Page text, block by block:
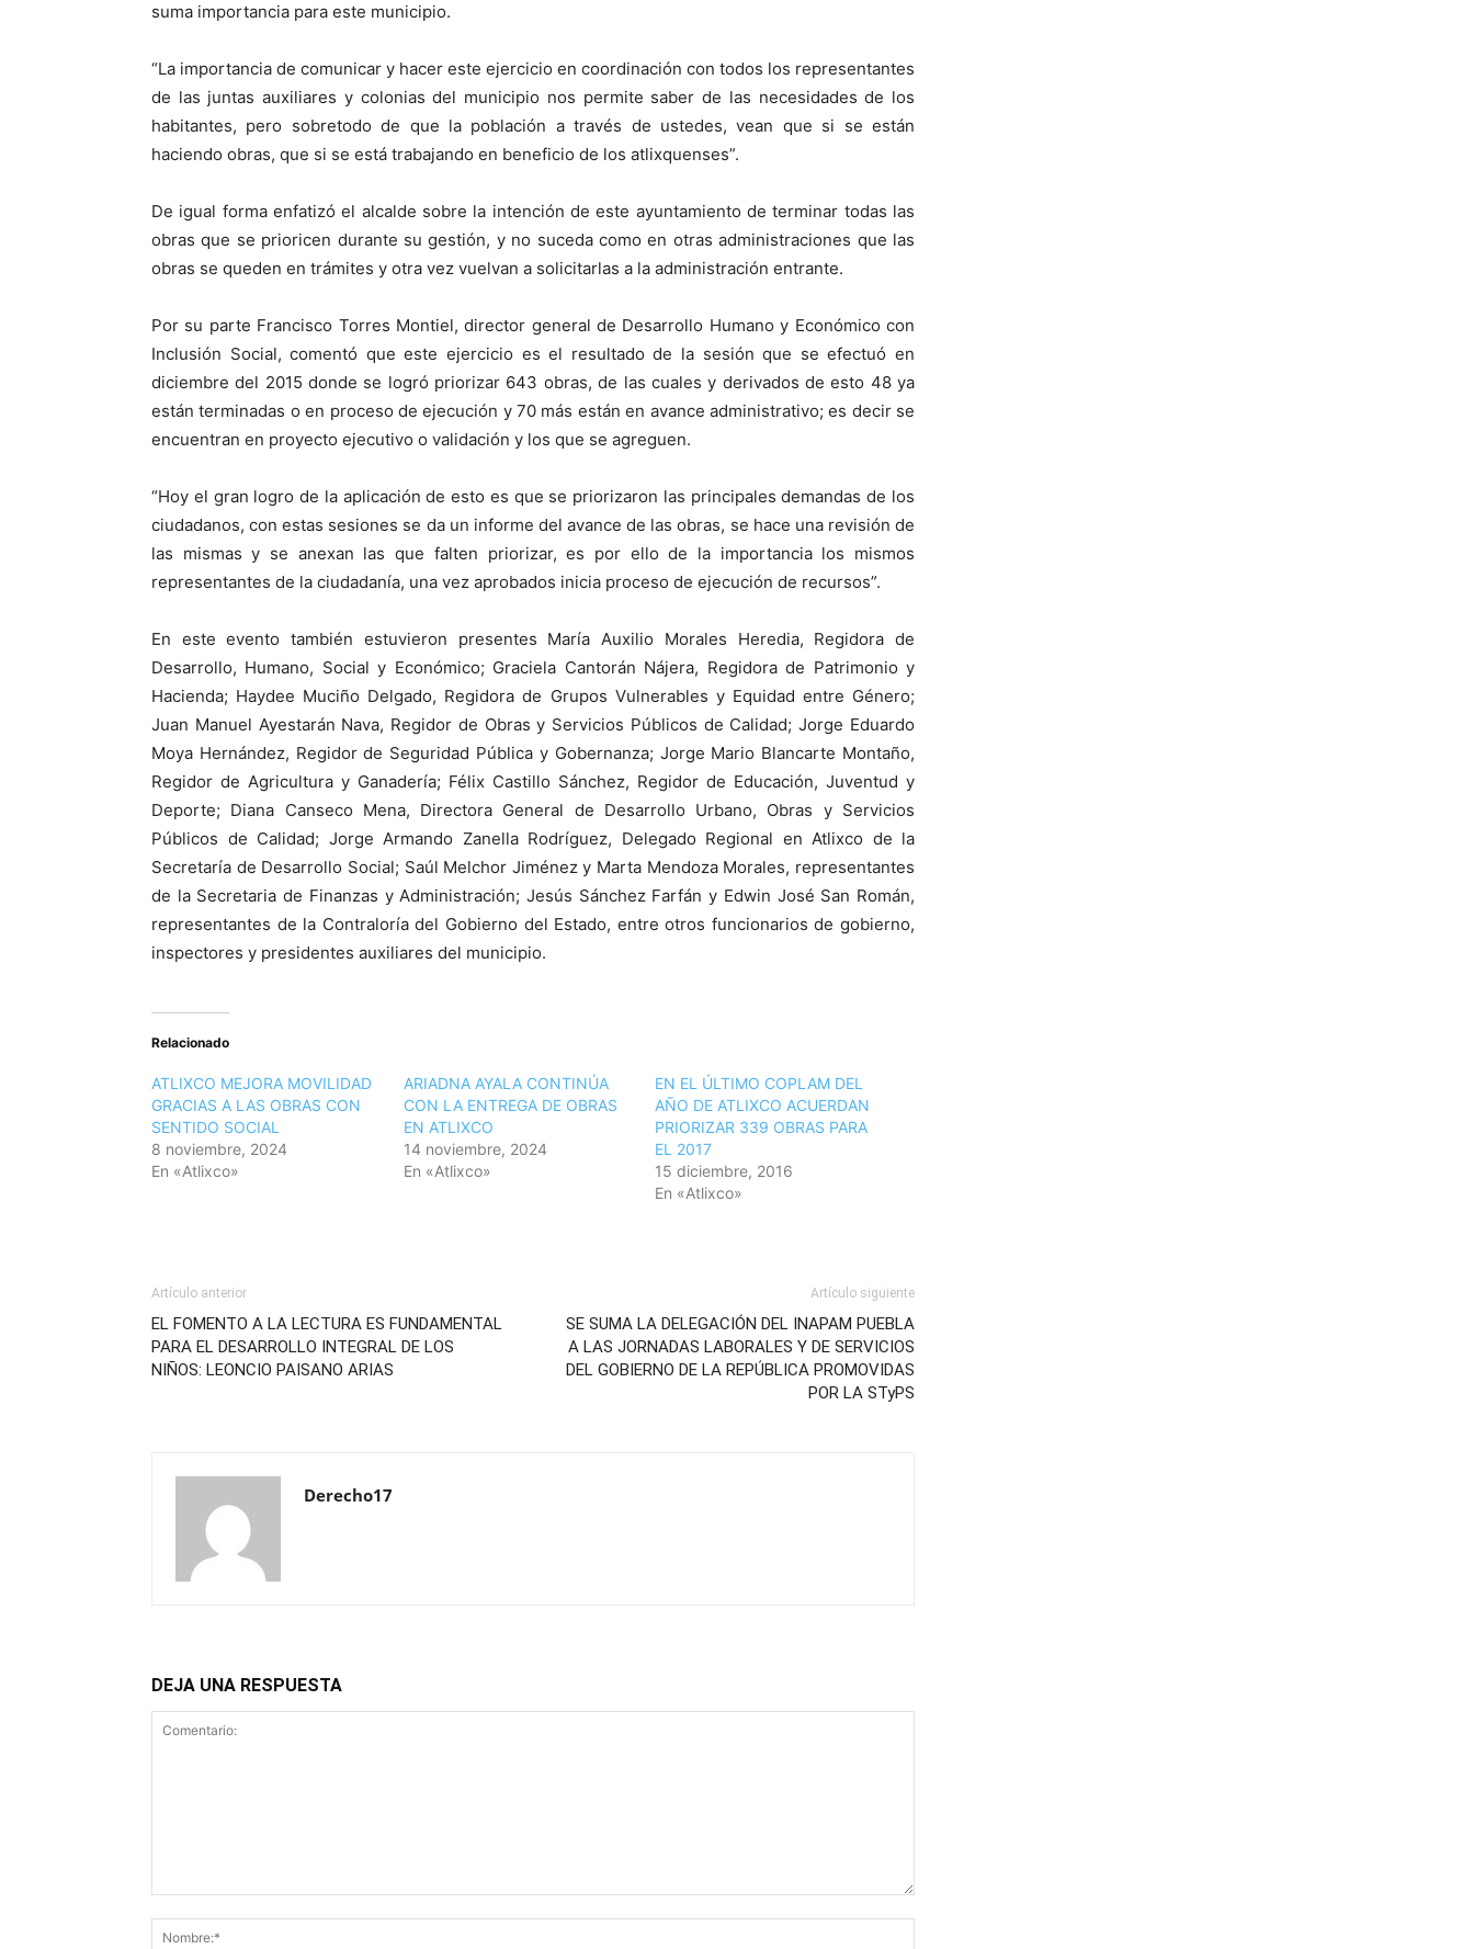
suma importancia para este municipio.
“La importancia de comunicar y hacer este ejercicio en coordinación con todos los representantes
de las juntas auxiliares y colonias del municipio nos permite saber de las necesidades de los
habitantes, pero sobretodo de que la población a través de ustedes, vean que si se están
haciendo obras, que si se está trabajando en beneficio de los atlixquenses”.
De igual forma enfatizó el alcalde sobre la intención de este ayuntamiento de terminar todas las
obras que se prioricen durante su gestión, y no suceda como en otras administraciones que las
obras se queden en trámites y otra vez vuelvan a solicitarlas a la administración entrante.
Por su parte Francisco Torres Montiel, director general de Desarrollo Humano y Económico con
Inclusión Social, comentó que este ejercicio es el resultado de la sesión que se efectuó en
diciembre del 2015 donde se logró priorizar 643 obras, de las cuales y derivados de esto 48 ya
están terminadas o en proceso de ejecución y 70 más están en avance administrativo; es decir se
encuentran en proyecto ejecutivo o validación y los que se agreguen.
“Hoy el gran logro de la aplicación de esto es que se priorizaron las principales demandas de los
ciudadanos, con estas sesiones se da un informe del avance de las obras, se hace una revisión de
las mismas y se anexan las que falten priorizar, es por ello de la importancia los mismos
representantes de la ciudadanía, una vez aprobados inicia proceso de ejecución de recursos”.
En este evento también estuvieron presentes María Auxilio Morales Heredia, Regidora de
Desarrollo, Humano, Social y Económico; Graciela Cantorán Nájera, Regidora de Patrimonio y
Hacienda; Haydee Muciño Delgado, Regidora de Grupos Vulnerables y Equidad entre Género;
Juan Manuel Ayestarán Nava, Regidor de Obras y Servicios Públicos de Calidad; Jorge Eduardo
Moya Hernández, Regidor de Seguridad Pública y Gobernanza; Jorge Mario Blancarte Montaño,
Regidor de Agricultura y Ganadería; Félix Castillo Sánchez, Regidor de Educación, Juventud y
Deporte; Diana Canseco Mena, Directora General de Desarrollo Urbano, Obras y Servicios
Públicos de Calidad; Jorge Armando Zanella Rodríguez, Delegado Regional en Atlixco de la
Secretaría de Desarrollo Social; Saúl Melchor Jiménez y Marta Mendoza Morales, representantes
de la Secretaria de Finanzas y Administración; Jesús Sánchez Farfán y Edwin José San Román,
representantes de la Contraloría del Gobierno del Estado, entre otros funcionarios de gobierno,
inspectores y presidentes auxiliares del municipio.
Relacionado
ATLIXCO MEJORA MOVILIDAD
GRACIAS A LAS OBRAS CON
SENTIDO SOCIAL
8 noviembre, 2024
En «Atlixco»
ARIADNA AYALA CONTINÚA
CON LA ENTREGA DE OBRAS
EN ATLIXCO
14 noviembre, 2024
En «Atlixco»
EN EL ÚLTIMO COPLAM DEL
AÑO DE ATLIXCO ACUERDAN
PRIORIZAR 339 OBRAS PARA
EL 2017
15 diciembre, 2016
En «Atlixco»
Artículo anterior
EL FOMENTO A LA LECTURA ES FUNDAMENTAL
PARA EL DESARROLLO INTEGRAL DE LOS
NIÑOS: LEONCIO PAISANO ARIAS
Artículo siguiente
SE SUMA LA DELEGACIÓN DEL INAPAM PUEBLA
A LAS JORNADAS LABORALES Y DE SERVICIOS
DEL GOBIERNO DE LA REPÚBLICA PROMOVIDAS
POR LA STyPS
Derecho17
DEJA UNA RESPUESTA